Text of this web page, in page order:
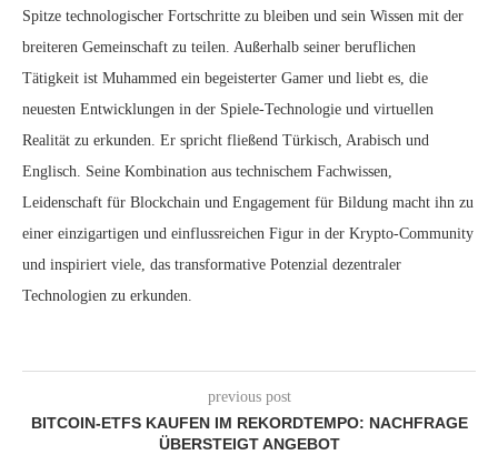
Spitze technologischer Fortschritte zu bleiben und sein Wissen mit der
breiteren Gemeinschaft zu teilen. Außerhalb seiner beruflichen
Tätigkeit ist Muhammed ein begeisterter Gamer und liebt es, die
neuesten Entwicklungen in der Spiele-Technologie und virtuellen
Realität zu erkunden. Er spricht fließend Türkisch, Arabisch und
Englisch. Seine Kombination aus technischem Fachwissen,
Leidenschaft für Blockchain und Engagement für Bildung macht ihn zu
einer einzigartigen und einflussreichen Figur in der Krypto-Community
und inspiriert viele, das transformative Potenzial dezentraler
Technologien zu erkunden.
previous post
BITCOIN-ETFS KAUFEN IM REKORDTEMPO: NACHFRAGE
ÜBERSTEIGT ANGEBOT